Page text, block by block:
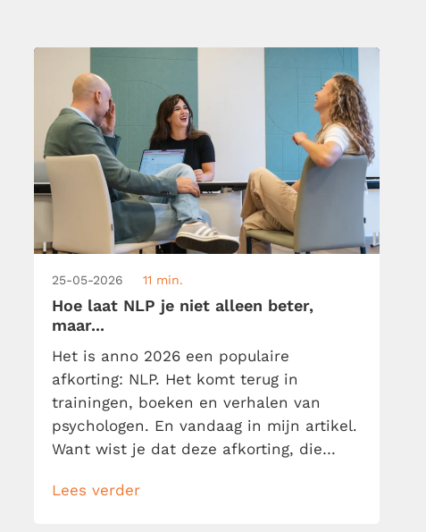
25-05-2026 11 min.
Hoe laat NLP je niet alleen beter,
maar...
Het is anno 2026 een populaire
afkorting: NLP. Het komt terug in
trainingen, boeken en verhalen van
psychologen. En vandaag in mijn artikel.
Want wist je dat deze afkorting, die
Programmeren, voor elke kenniswerker
Lees verder